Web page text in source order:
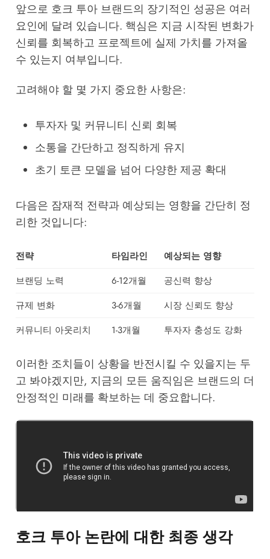
앞으로 호크 투아 브랜드의 장기적인 성공은 여러
요인에 달려 있습니다. 핵심은 지금 시작된 변화가
신뢰를 회복하고 프로젝트에 실제 가치를 가져올
수 있는지 여부입니다.
고려해야 할 몇 가지 중요한 사항은:
투자자 및 커뮤니티 신뢰 회복
소통을 간단하고 정직하게 유지
초기 토큰 모델을 넘어 다양한 제공 확대
다음은 잠재적 전략과 예상되는 영향을 간단히 정
리한 것입니다:
전략 타임라인
예상되는 영향
브랜딩 노력
6-12개월
공신력 향상
규제 변화
3-6개월
시장 신뢰도 향상
커뮤니티 아웃리치
1-3개월 투자자 충성도 강화
이러한 조치들이 상황을 반전시킬 수 있을지는 두
고 봐야겠지만, 지금의 모든 움직임은 브랜드의 더
안정적인 미래를 확보하는 데 중요합니다.
호크 투아 논란에 대한 최종 생각